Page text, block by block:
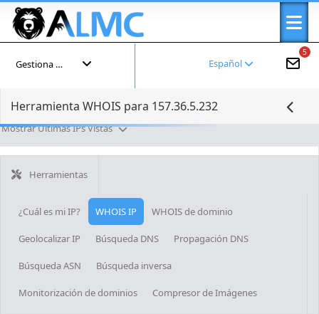
5
Español
Gestiona tu cuenta
Herramienta WHOIS para 157.36.5.232
Mostrar Últimas IPs Vistas
Herramientas
¿Cuál es mi IP? WHOIS IP WHOIS de dominio
Geolocalizar IP Búsqueda DNS Propagación DNS
Búsqueda ASN Búsqueda inversa
Monitorización de dominios Compresor de Imágenes